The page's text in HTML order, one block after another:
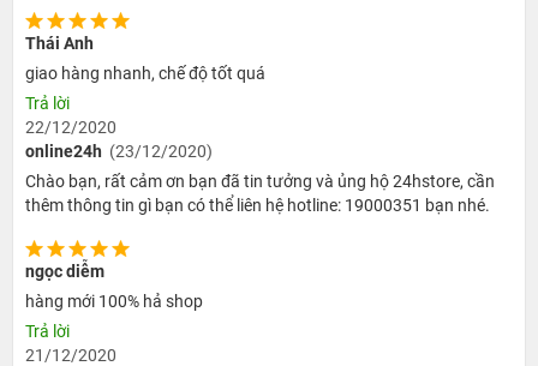
khả năng luôn bật.
Tính năng đo nồng độ oxy trong máu hoàn
toàn mới
Tính năng mới này chính là điểm sáng mà chúng ta
không thể bỏ qua khi nhắc đến Apple Watch Series 6 GPS
44mm. Như đã nói bên trên, nhờ trạng bị các cảm biến
quang học ở mặt dưới mà Series 6 cho phép người dùng
có thể đo độ bão hoà trong máu - một chỉ số quan trọng
của sức khoẻ tổng thể.
Các chỉ số SpO2 sẽ chỉ ra những triệu chứng liên quan tới
tim mạch và não bộ. Apple Watch 6 có thể cung cấp số
Thái Anh
giao hàng nhanh, chế độ tốt quá
Trả lời
22/12/2020
online24h (23/12/2020)
Chào bạn, rất cảm ơn bạn đã tin tưởng và ủng hộ 24hstore, cần
thêm thông tin gì bạn có thể liên hệ hotline: 19000351 bạn nhé.
ngọc diễm
hàng mới 100% hả shop
Trả lời
21/12/2020